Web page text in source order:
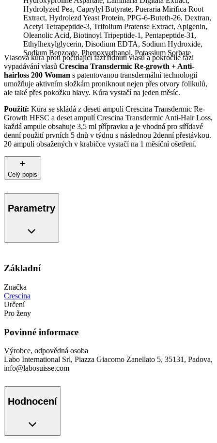
Hydrolyzed Pea, Caprylyl Butyrate, Pueraria Mirifica Root
Extract, Hydrolezd Yeast Protein, PPG-6-Buteth-26, Dextran,
Acetyl Tetrapeptide-3, Trifolium Pratense Extract, Apigenin,
Oleanolic Acid, Biotinoyl Tripeptide-1, Pentapeptide-31,
Ethylhexylglycerin, Disodium EDTA, Sodium Hydroxide,
Sodium Benzoate, Phenoxyethanol, Potassium Sorbate
Vlasová kúra proti počínající fázi řídnutí vlasů a pokročilé fázi
vypadávání vlasů Crescina Transdermic Re-growth + Anti-
hairloss 200 Woman s patentovanou transdermální technologií
umožňuje aktivním složkám proniknout nejen přes otvory folikulů,
ale také přes pokožku hlavy. Kúra vystačí na jeden měsíc.
Použití: Kúra se skládá z deseti ampulí Crescina Transdermic Re-
Growth HFSC a deset ampulí Crescina Transdermic Anti-Hair Loss,
každá ampule obsahuje 3,5 ml přípravku a je vhodná pro střídavé
denní použití prvních 5 dnů v týdnu s následnou 2denní přestávkou.
20 ampulí obsažených v krabičce vystačí na 1 měsíční ošetření.
Celý popis
Parametry
Základní
Značka
Crescina
Určení
Pro ženy
Povinné informace
Výrobce, odpovědná osoba
Labo International Srl, Piazza Giacomo Zanellato 5, 35131, Padova,
info@labosuisse.com
Hodnocení